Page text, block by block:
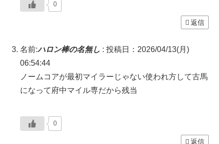
0
返信
名前:ハロン棒の名無し : 投稿日：2026/04/13(月)
06:54:44
ノームコアが最初マイラーじゃない使われ方して古馬
になって府中マイル専だから残当
0
返信